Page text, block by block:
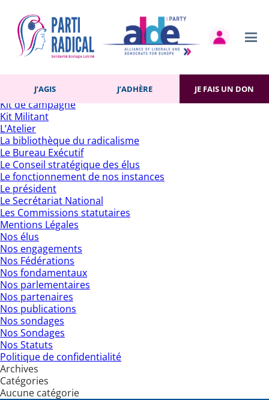
J’AGIS J’ADHÈRE JE FAIS UN DON
Pages
Accueil
Actualités
Contact
J’adhère
Kit de campagne
Kit Militant
L’Atelier
La bibliothèque du radicalisme
Le Bureau Exécutif
Le Conseil stratégique des élus
Le fonctionnement de nos instances
Le président
Le Secrétariat National
Les Commissions statutaires
Mentions Légales
Nos élus
Nos engagements
Nos Fédérations
Nos fondamentaux
Nos parlementaires
Nos partenaires
Nos publications
Nos sondages
Nos Sondages
Nos Statuts
Politique de confidentialité
Archives
Catégories
Aucune catégorie